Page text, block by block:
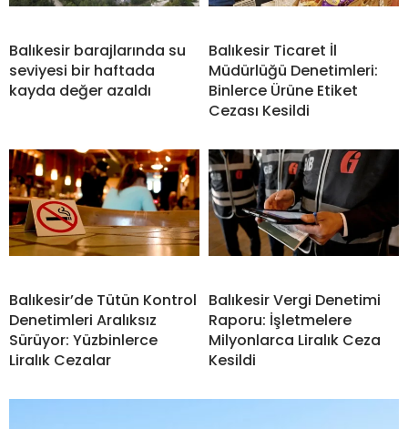
Balıkesir barajlarında su
seviyesi bir haftada
kayda değer azaldı
Balıkesir Ticaret İl
Müdürlüğü Denetimleri:
Binlerce Ürüne Etiket
Cezası Kesildi
Balıkesir’de Tütün Kontrol
Denetimleri Aralıksız
Sürüyor: Yüzbinlerce
Liralık Cezalar
Balıkesir Vergi Denetimi
Raporu: İşletmelere
Milyonlarca Liralık Ceza
Kesildi